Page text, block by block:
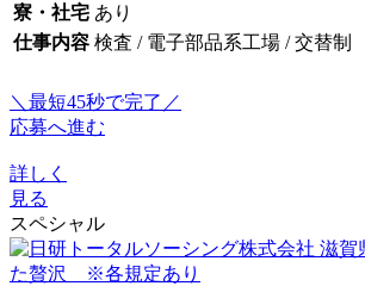
寮・社宅 あり
仕事内容 検査 / 電子部品系工場 / 交替制
＼最短45秒で完了／
応募へ進む
詳しく
見る
スペシャル